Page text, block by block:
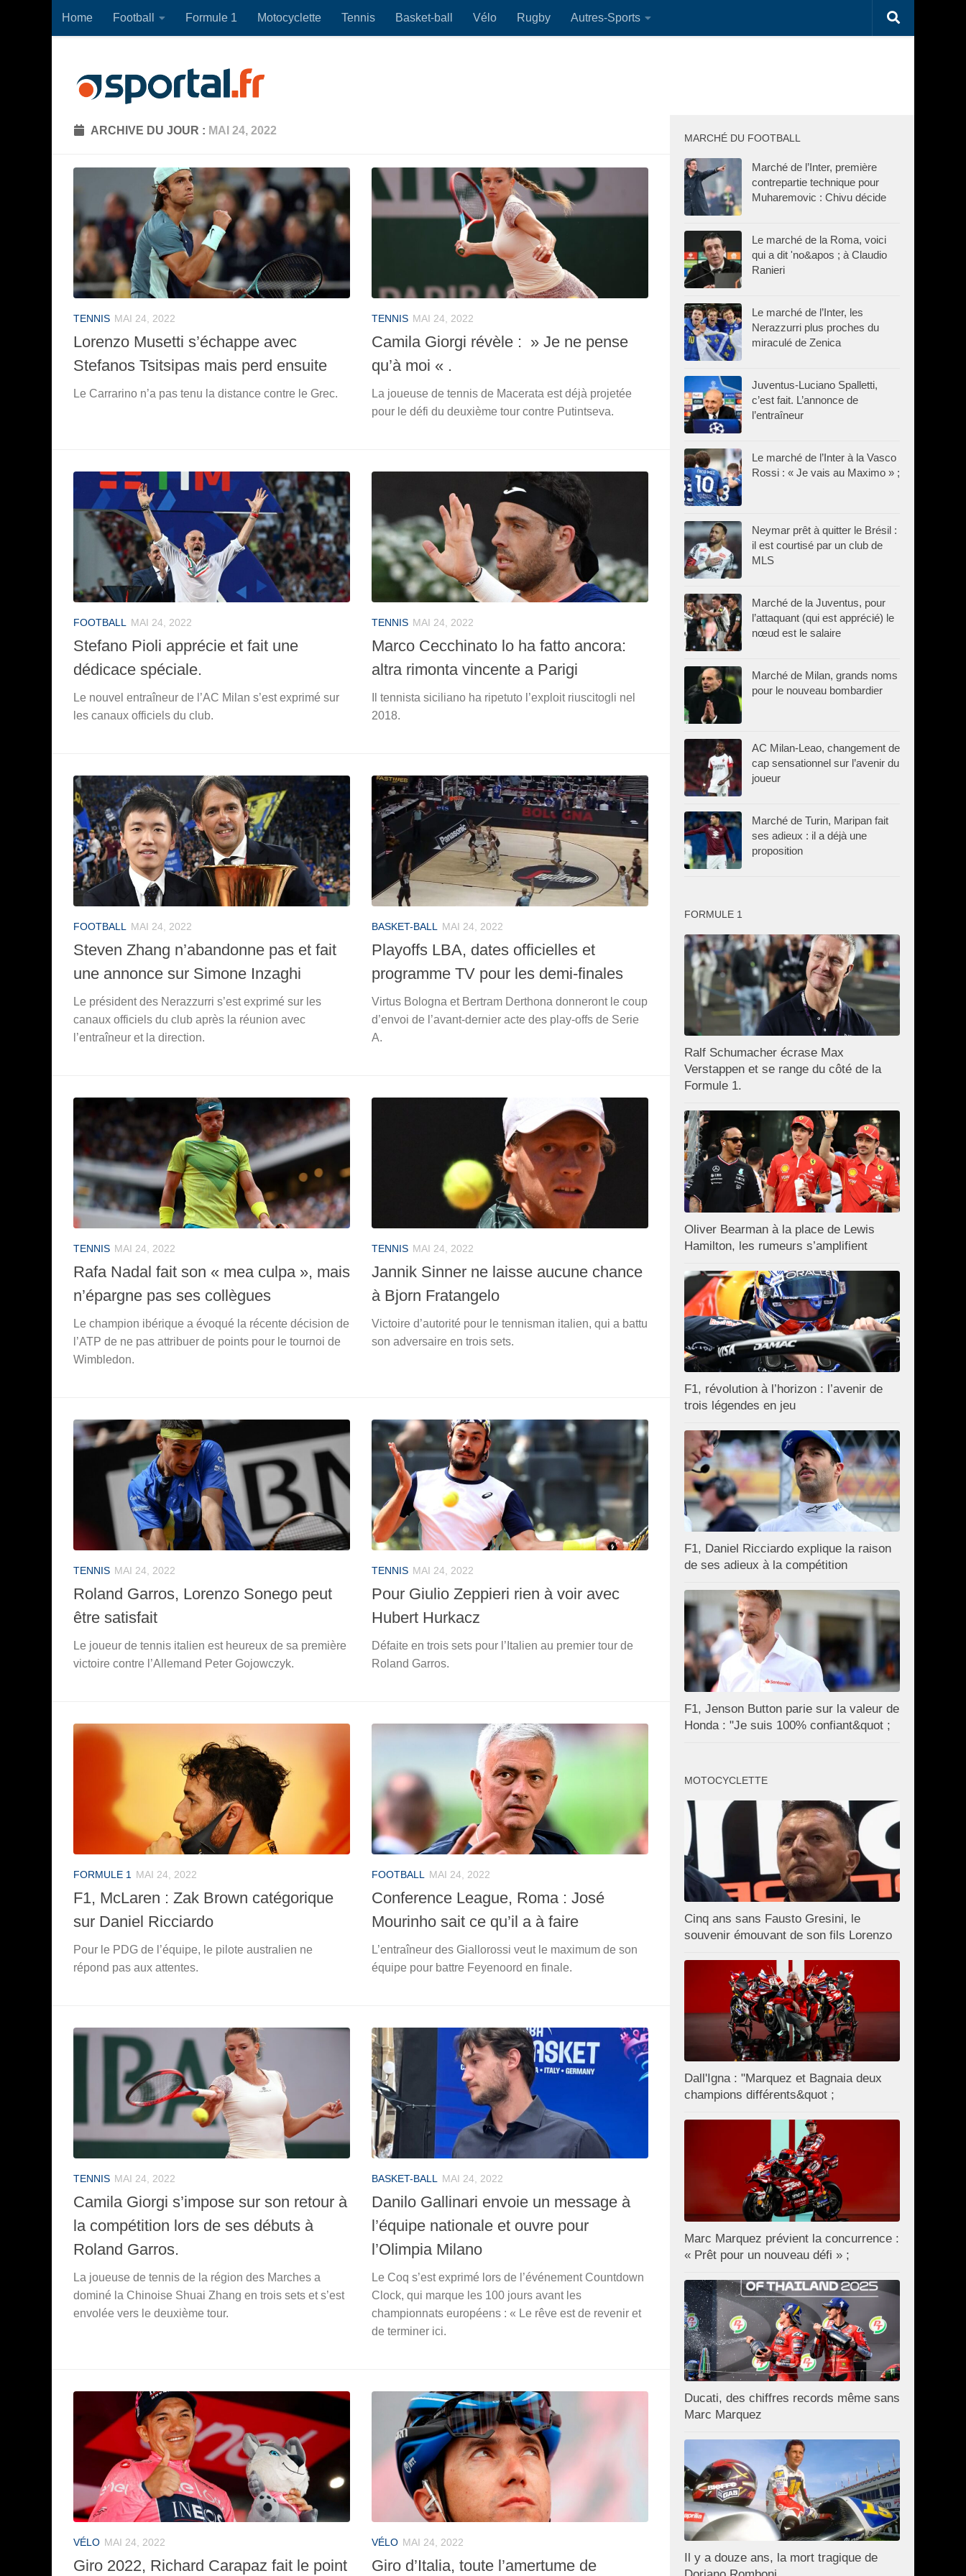
Skip to content
Home Football Formule 1 Motocyclette Tennis Basket-ball Vélo Rugby Autres-Sports
ARCHIVE DU JOUR : MAI 24, 2022
TENNIS MAI 24, 2022
Lorenzo Musetti s’échappe avec
Stefanos Tsitsipas mais perd ensuite
Le Carrarino n’a pas tenu la distance contre le Grec.
TENNIS MAI 24, 2022
Camila Giorgi révèle : » Je ne pense
qu’à moi « .
La joueuse de tennis de Macerata est déjà projetée
pour le défi du deuxième tour contre Putintseva.
FOOTBALL MAI 24, 2022
Stefano Pioli apprécie et fait une
dédicace spéciale.
Le nouvel entraîneur de l’AC Milan s’est exprimé sur
les canaux officiels du club.
TENNIS MAI 24, 2022
Marco Cecchinato lo ha fatto ancora:
altra rimonta vincente a Parigi
Il tennista siciliano ha ripetuto l’exploit riuscitogli nel
2018.
FOOTBALL MAI 24, 2022
Steven Zhang n’abandonne pas et fait
une annonce sur Simone Inzaghi
Le président des Nerazzurri s’est exprimé sur les
canaux officiels du club après la réunion avec
l’entraîneur et la direction.
BASKET-BALL MAI 24, 2022
Playoffs LBA, dates officielles et
programme TV pour les demi-finales
Virtus Bologna et Bertram Derthona donneront le coup
d’envoi de l’avant-dernier acte des play-offs de Serie
A.
TENNIS MAI 24, 2022
Rafa Nadal fait son « mea culpa », mais
n’épargne pas ses collègues
Le champion ibérique a évoqué la récente décision de
l’ATP de ne pas attribuer de points pour le tournoi de
Wimbledon.
TENNIS MAI 24, 2022
Jannik Sinner ne laisse aucune chance
à Bjorn Fratangelo
Victoire d’autorité pour le tennisman italien, qui a battu
son adversaire en trois sets.
TENNIS MAI 24, 2022
Roland Garros, Lorenzo Sonego peut
être satisfait
Le joueur de tennis italien est heureux de sa première
victoire contre l’Allemand Peter Gojowczyk.
TENNIS MAI 24, 2022
Pour Giulio Zeppieri rien à voir avec
Hubert Hurkacz
Défaite en trois sets pour l’Italien au premier tour de
Roland Garros.
FORMULE 1 MAI 24, 2022
F1, McLaren : Zak Brown catégorique
sur Daniel Ricciardo
Pour le PDG de l’équipe, le pilote australien ne
répond pas aux attentes.
FOOTBALL MAI 24, 2022
Conference League, Roma : José
Mourinho sait ce qu’il a à faire
L’entraîneur des Giallorossi veut le maximum de son
équipe pour battre Feyenoord en finale.
TENNIS MAI 24, 2022
Camila Giorgi s’impose sur son retour à
la compétition lors de ses débuts à
Roland Garros.
La joueuse de tennis de la région des Marches a
dominé la Chinoise Shuai Zhang en trois sets et s’est
envolée vers le deuxième tour.
BASKET-BALL MAI 24, 2022
Danilo Gallinari envoie un message à
l’équipe nationale et ouvre pour
l’Olimpia Milano
Le Coq s’est exprimé lors de l’événement Countdown
Clock, qui marque les 100 jours avant les
championnats européens : « Le rêve est de revenir et
de terminer ici.
VÉLO MAI 24, 2022
Giro 2022, Richard Carapaz fait le point
VÉLO MAI 24, 2022
Giro d’Italia, toute l’amertume de
MARCHÉ DU FOOTBALL
Marché de l’Inter, première
contrepartie technique pour
Muharemovic : Chivu décide
Le marché de la Roma, voici
qui a dit 'no&apos ; à Claudio
Ranieri
Le marché de l’Inter, les
Nerazzurri plus proches du
miraculé de Zenica
Juventus-Luciano Spalletti,
c’est fait. L’annonce de
l’entraîneur
Le marché de l’Inter à la Vasco
Rossi : « Je vais au Maximo » ;
Neymar prêt à quitter le Brésil :
il est courtisé par un club de
MLS
Marché de la Juventus, pour
l’attaquant (qui est apprécié) le
nœud est le salaire
Marché de Milan, grands noms
pour le nouveau bombardier
AC Milan-Leao, changement de
cap sensationnel sur l’avenir du
joueur
Marché de Turin, Maripan fait
ses adieux : il a déjà une
proposition
FORMULE 1
Ralf Schumacher écrase Max
Verstappen et se range du côté de la
Formule 1.
Oliver Bearman à la place de Lewis
Hamilton, les rumeurs s’amplifient
F1, révolution à l’horizon : l’avenir de
trois légendes en jeu
F1, Daniel Ricciardo explique la raison
de ses adieux à la compétition
F1, Jenson Button parie sur la valeur de
Honda : "Je suis 100% confiant&quot ;
MOTOCYCLETTE
Cinq ans sans Fausto Gresini, le
souvenir émouvant de son fils Lorenzo
Dall'Igna : "Marquez et Bagnaia deux
champions différents&quot ;
Marc Marquez prévient la concurrence :
« Prêt pour un nouveau défi » ;
Ducati, des chiffres records même sans
Marc Marquez
Il y a douze ans, la mort tragique de